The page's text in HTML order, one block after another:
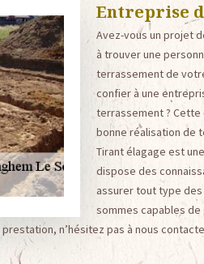
Entreprise
Avez-vous un projet
à trouver une
terrassement de
confier à une
terrassement ?
bonne réalisation de
Tirant élagage est
dispose des
assurer tout type
sommes capables
n’hésitez pas à nous